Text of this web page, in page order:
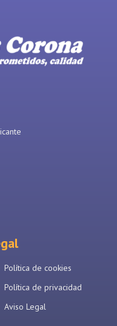
Política de cookies
Política de privacidad
Aviso Legal